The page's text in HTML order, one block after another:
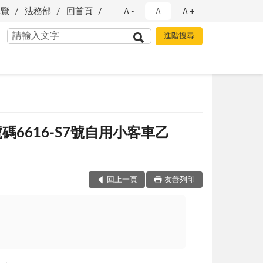
法務部 回首頁 Ａ- Ａ Ａ+
6616-S7號自用小客車乙
回上一頁 友善列印